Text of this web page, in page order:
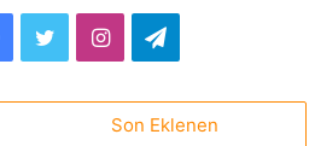
Facebook
TwitterInstagramTelegram
Son Eklenen